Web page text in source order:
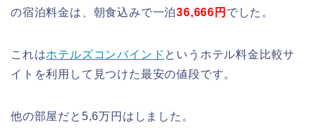
の宿泊料金は、朝食込みで一泊36,666円 でした。
これはホテルズコンバインド というホテル料金比較サ
イトを利用して見つけた最安の値段です。
他の部屋だと5,6万円はしました。